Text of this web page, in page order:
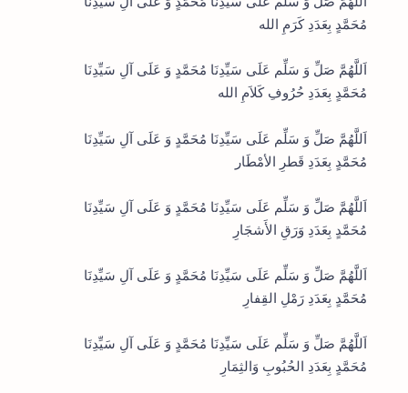
مُحَمَّدٍ بِعَدَدِ كَرَمِ الله
اَللَّهُمَّ صَلِّ وَ سَلِّم عَلَى سَيِّدِنَا مُحَمَّدٍ وَ عَلَى آلِ سَيِّدِنَا
مُحَمَّدٍ بِعَدَدِ حُرُوفِ كَلاَمِ الله
اَللَّهُمَّ صَلِّ وَ سَلِّم عَلَى سَيِّدِنَا مُحَمَّدٍ وَ عَلَى آلِ سَيِّدِنَا
مُحَمَّدٍ بِعَدَدِ قَطرِ الأمْطَار
اَللَّهُمَّ صَلِّ وَ سَلِّم عَلَى سَيِّدِنَا مُحَمَّدٍ وَ عَلَى آلِ سَيِّدِنَا
مُحَمَّدٍ بِعَدَدِ وَرَقِ الأَشجَارِ
اَللَّهُمَّ صَلِّ وَ سَلِّم عَلَى سَيِّدِنَا مُحَمَّدٍ وَ عَلَى آلِ سَيِّدِنَا
مُحَمَّدٍ بِعَدَدِ رَمْلِ القِفارِ
اَللَّهُمَّ صَلِّ وَ سَلِّم عَلَى سَيِّدِنَا مُحَمَّدٍ وَ عَلَى آلِ سَيِّدِنَا
مُحَمَّدٍ بِعَدَدِ الحُبُوبِ وَالثِمَارِ